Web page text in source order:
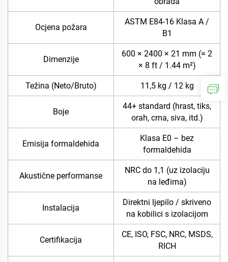
Ocjena požara
ASTM E84-16 Klasa A /
B1
Dimenzije
600 × 2400 × 21 mm (≈ 2
× 8 ft / 1.44 m²)
Težina (Neto/Bruto) 11,5 kg / 12 kg
Boje
44+ standard (hrast, tiks,
orah, crna, siva, itd.)
Emisija formaldehida
Klasa E0 – bez
formaldehida
Akustične performanse
NRC do 1,1 (uz izolaciju
na leđima)
Instalacija
Direktni ljepilo / skriveno
na kobilici s izolacijom
Certifikacija
CE, ISO, FSC, NRC, MSDS,
RICH